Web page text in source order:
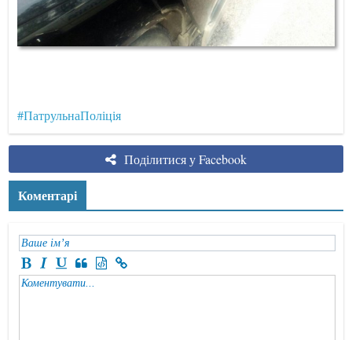
#ПатрульнаПоліція
Поділитися у Facebook
Коментарі